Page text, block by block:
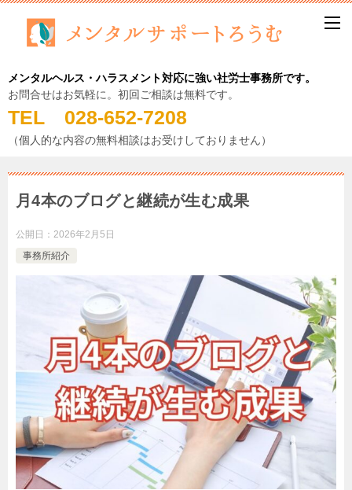
メンタルヘルス・ハラスメント対応に強い社労士事務所です。
お問合せはお気軽に。初回ご相談は無料です。
TEL 028-652-7208
（個人的な内容の無料相談はお受けしておりません）
月4本のブログと継続が生む成果
公開日： 2026年2月5日
事務所紹介